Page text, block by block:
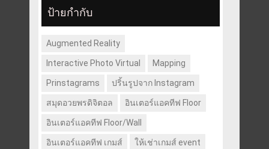
ป้ายกำกับ
Augmented Reality
Interactive Photo Virtual Mapping
Prinstagrams ปริ้นรูปจาก Instagram
สมุดอวยพรดิจิตอล อินเตอร์แอคทีฟ Floor
อินเตอร์แอคทีฟ Floor/Wall
อินเตอร์แอคทีฟ เกมส์ ให้เช่าเกมส์ event